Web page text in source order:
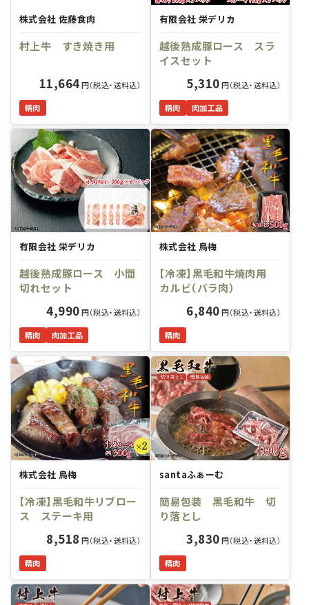
株式会社 佐藤食肉
村上牛 すき焼き用
11,664円（税込・送料込）
精肉
有限会社 栄デリカ
越後熟成豚ロース スラ
イスセット
5,310円（税込・送料込）
精肉 肉加工品
有限会社 栄デリカ
越後熟成豚ロース 小間
切れセット
4,990円（税込・送料込）
精肉 肉加工品
株式会社 鳥梅
【冷凍】黒毛和牛焼肉用
カルビ（バラ肉）
6,840円（税込・送料込）
精肉
株式会社 鳥梅
【冷凍】黒毛和牛リブロー
ス ステーキ用
8,518 円（税込・送料込）
精肉
santaふぁーむ
簡易包装 黒毛和牛 切
り落とし
3,830円（税込・送料込）
精肉